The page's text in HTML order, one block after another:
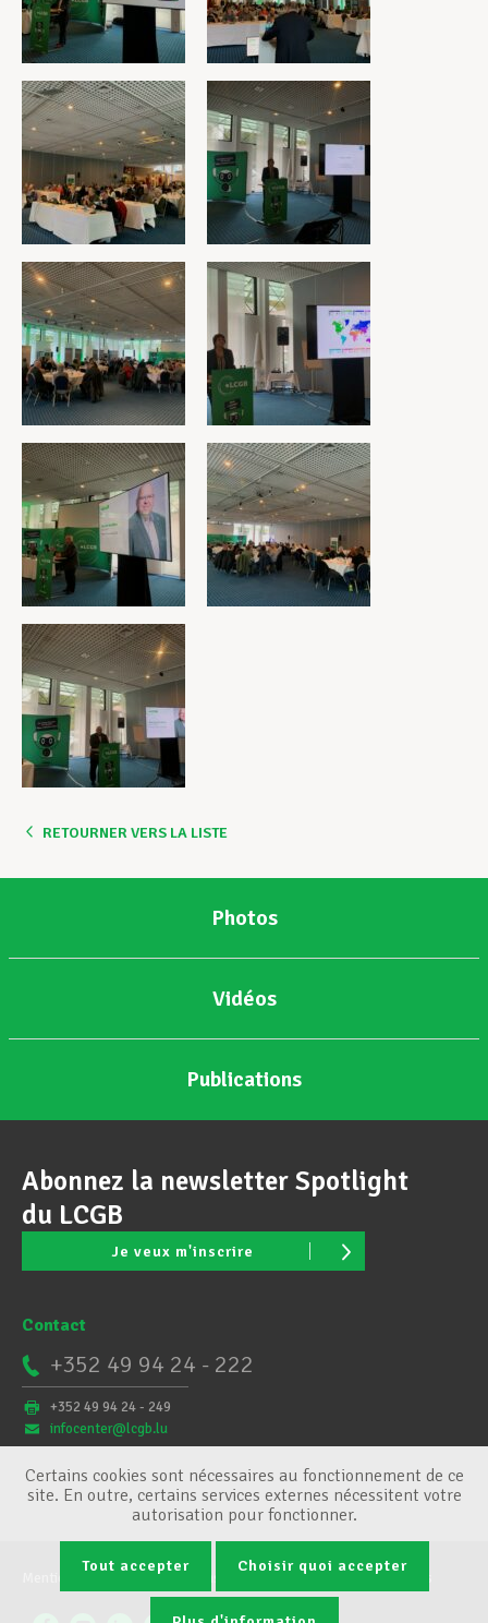
RETOURNER VERS LA LISTE
Photos
Vidéos
Publications
Abonnez la newsletter Spotlight
du LCGB
Je veux m'inscrire
Contact
+352 49 94 24 - 222
+352 49 94 24 - 249
infocenter@lcgb.lu
Conditions générales Gestion des cookies
Certains cookies sont nécessaires au fonctionnement de ce
site. En outre, certains services externes nécessitent votre
autorisation pour fonctionner.
Tout accepter Choisir quoi accepter